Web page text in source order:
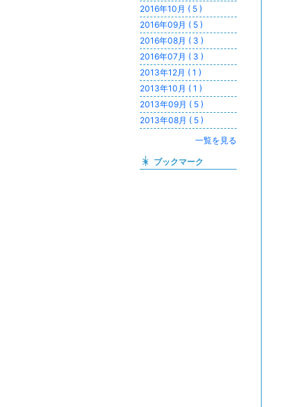
2016年10月 ( 5 )
2016年09月 ( 5 )
2016年08月 ( 3 )
2016年07月 ( 3 )
2013年12月 ( 1 )
2013年10月 ( 1 )
2013年09月 ( 5 )
2013年08月 ( 5 )
一覧を見る
ブックマーク